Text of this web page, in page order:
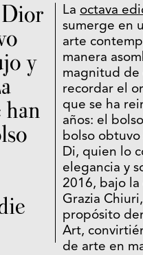
Dior
y
han
La octava
sumerge en
arte
manera
magnitud de
recordar el
que se ha
años: el
bolso obtuvo
Di, quien lo
elegancia y
2016, bajo
Grazia
propósito
Art,
de arte en